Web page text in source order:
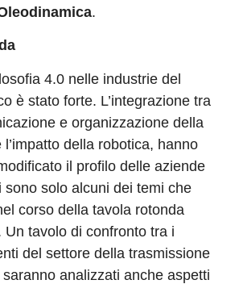
.
4.0 nelle industrie del
è stato forte. L’integrazione tra
e organizzazione della
della robotica, hanno
il profilo delle aziende
sono solo alcuni dei temi che
corso della tavola rotonda
Un tavolo di confronto tra i
del settore della trasmissione
analizzati anche aspetti